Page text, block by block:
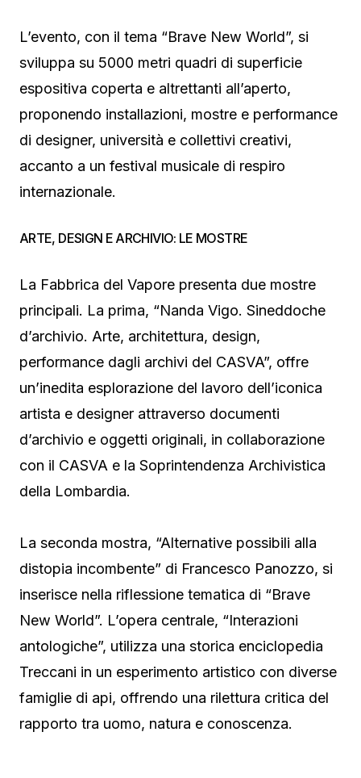
L’evento, con il tema “Brave New World”, si
sviluppa su 5000 metri quadri di superficie
espositiva coperta e altrettanti all’aperto,
proponendo installazioni, mostre e performance
di designer, università e collettivi creativi,
accanto a un festival musicale di respiro
internazionale.
ARTE, DESIGN E ARCHIVIO: LE MOSTRE
La Fabbrica del Vapore presenta due mostre
principali. La prima, “Nanda Vigo. Sineddoche
d’archivio. Arte, architettura, design,
performance dagli archivi del CASVA”, offre
un’inedita esplorazione del lavoro dell’iconica
artista e designer attraverso documenti
d’archivio e oggetti originali, in collaborazione
con il CASVA e la Soprintendenza Archivistica
della Lombardia.
La seconda mostra, “Alternative possibili alla
distopia incombente” di Francesco Panozzo, si
inserisce nella riflessione tematica di “Brave
New World”. L’opera centrale, “Interazioni
antologiche”, utilizza una storica enciclopedia
Treccani in un esperimento artistico con diverse
famiglie di api, offrendo una rilettura critica del
rapporto tra uomo, natura e conoscenza.